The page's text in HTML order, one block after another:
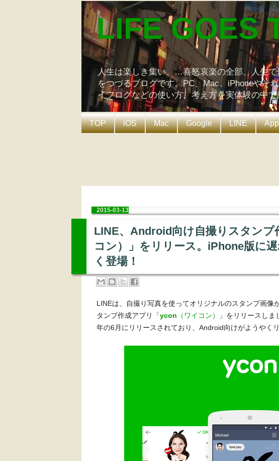
LIFE GOES
人生は楽しき集い、…喜怒哀楽の全部、人生
をつづるブログです。PC、Mac、iPhoneやそ
イフログなどの使い方、考え方を実体験の中
TOP iOS Mac Google LINE
2015-03-13
LINE、Android向け自撮りスタンプ
コン）」をリリース。iPhone版に
く登場！
LINEは、自撮り写真を使ってオリジナルのスタンプ画像
タンプ作成アプリ「ycon （ワイコン）
」をリリースし
年の6月にリリースされており、Android向けがようやく